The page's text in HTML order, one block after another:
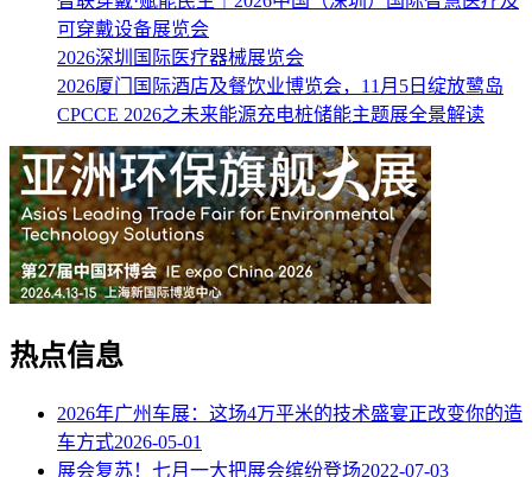
可穿戴设备展览会
2026深圳国际医疗器械展览会
2026厦门国际酒店及餐饮业博览会，11月5日绽放鹭岛
CPCCE 2026之未来能源充电桩储能主题展全景解读
热点信息
2026年广州车展：这场4万平米的技术盛宴正改变你的造
车方式2026-05-01
展会复苏！七月一大把展会缤纷登场2022-07-03